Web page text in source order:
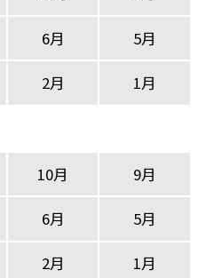
6月 5月
2月 1月
10月 9月
6月 5月
2月 1月